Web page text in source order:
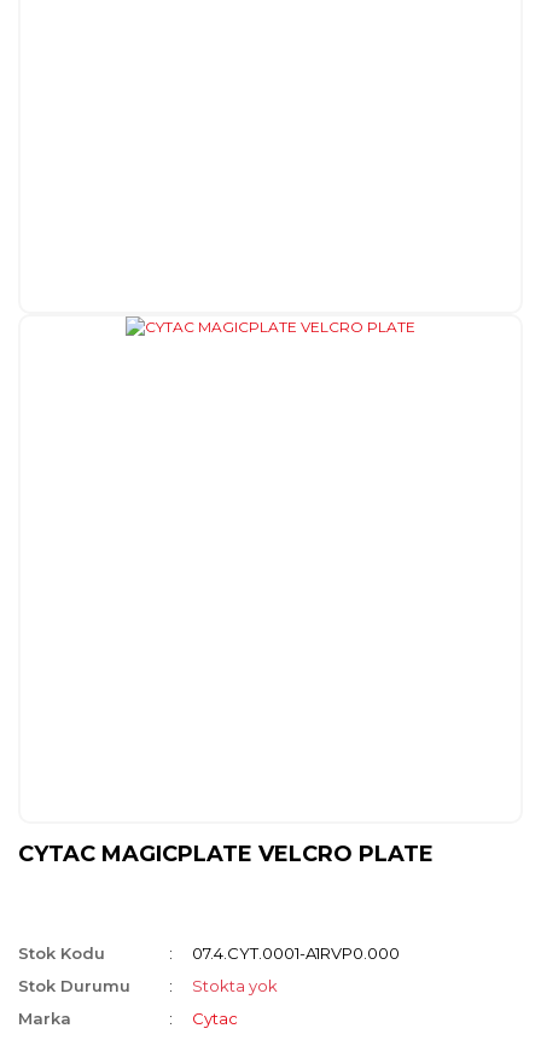
CYTAC MAGICPLATE VELCRO PLATE
Stok Kodu
07.4.CYT.0001-A1RVP0.000
Stok Durumu
Stokta yok
Marka
Cytac